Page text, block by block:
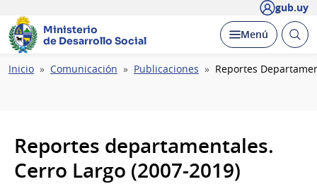
gub.uy
Ministerio
de Desarrollo Social
Desplegar
Menú Abrir
Ruta
Inicio Comunicación Publicaciones Reportes
Reportes departamentales.
Cerro Largo (2007-2019)